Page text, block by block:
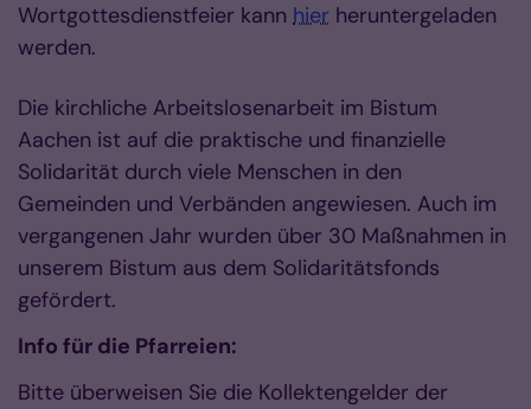
Wortgottesdienstfeier kann hier heruntergeladen
werden.
Die kirchliche Arbeitslosenarbeit im Bistum
Aachen ist auf die praktische und finanzielle
Solidarität durch viele Menschen in den
Gemeinden und Verbänden angewiesen. Auch im
vergangenen Jahr wurden über 30 Maßnahmen in
unserem Bistum aus dem Solidaritätsfonds
gefördert.
Info für die Pfarreien:
Bitte überweisen Sie die Kollektengelder der